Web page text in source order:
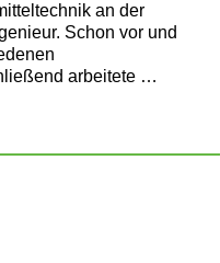
an der
Schon vor und
arbeitete …